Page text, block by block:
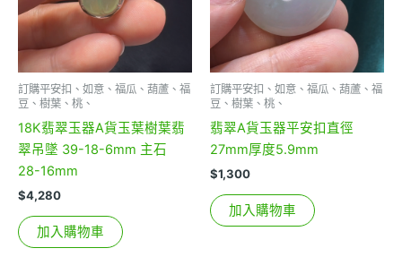
訂購平安扣、如意、福瓜、葫蘆、福
豆、樹葉、桃、
18K翡翠玉器A貨玉葉樹葉翡
翠吊墜 39-18-6mm 主石
28-16mm
$4,280
加入購物車
訂購平安扣、如意、福瓜、葫蘆、福
豆、樹葉、桃、
翡翠A貨玉器平安扣直徑
27mm厚度5.9mm
$1,300
加入購物車